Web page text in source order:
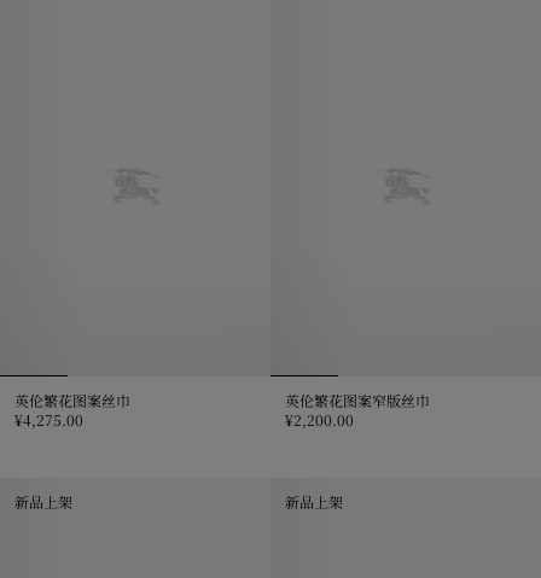
英伦繁花图案丝巾
¥4,275.00
英伦繁花图案窄版丝巾
¥2,200.00
新品上架 新品上架